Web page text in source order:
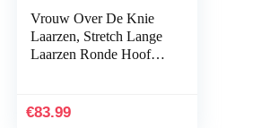
Vrouw Over De Knie
Laarzen, Stretch Lange
Laarzen Ronde Hoofd
Het Dagelijks…
€83.99